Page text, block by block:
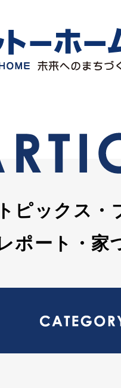
トピックス・
ポート・家